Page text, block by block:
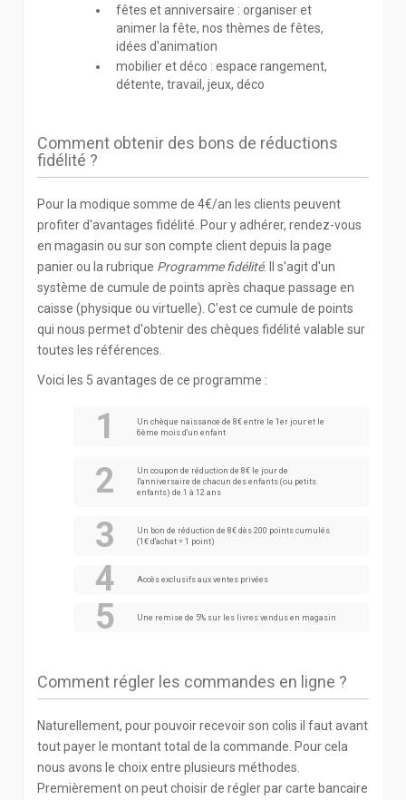
fêtes et anniversaire : organiser et
animer la fête, nos thèmes de fêtes,
idées d'animation
mobilier et déco : espace rangement,
détente, travail, jeux, déco
Comment obtenir des bons de réductions
fidélité ?
Pour la modique somme de 4€/an les clients peuvent
profiter d'avantages fidélité. Pour y adhérer, rendez-vous
en magasin ou sur son compte client depuis la page
panier ou la rubrique Programme fidélité. Il s'agit d'un
système de cumule de points après chaque passage en
caisse (physique ou virtuelle). C'est ce cumule de points
qui nous permet d'obtenir des chèques fidélité valable sur
toutes les références.
Voici les 5 avantages de ce programme :
Un chèque naissance de 8€ entre le 1er jour et le
6ème mois d'un enfant
Un coupon de réduction de 8€ le jour de
l'anniversaire de chacun des enfants (ou petits
enfants) de 1 à 12 ans
Un bon de réduction de 8€ dès 200 points cumulés
(1€ d'achat = 1 point)
Accès exclusifs aux ventes privées
Une remise de 5% sur les livres vendus en magasin
Comment régler les commandes en ligne ?
Naturellement, pour pouvoir recevoir son colis il faut avant
tout payer le montant total de la commande. Pour cela
nous avons le choix entre plusieurs méthodes.
Premièrement on peut choisir de régler par carte bancaire